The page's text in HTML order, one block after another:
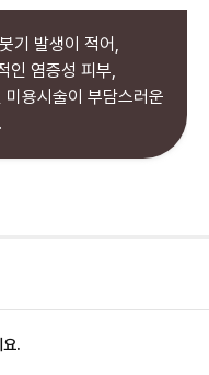
기 발생이 적어,
인 염증성 피부,
용시술이 부담스러운
요.